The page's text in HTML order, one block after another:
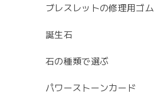
ブレスレットの修理用ゴム
誕生石
石の種類で選ぶ
パワーストーンカード